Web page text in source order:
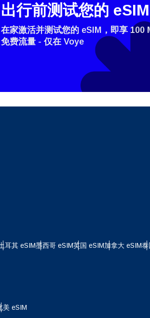
How do I get my eSim?
To get your eSIM, start by
technology. Then, contact
or enter in your device
出行前测试您的 eSIM
在家激活并测试您的 eSIM，即享 100
免费流量 - 仅在 Voye
耳其 eSIM墨西哥 eSIM英国 eSIM加拿大 eSIM泰
美 eSIM
English
继续访问您的